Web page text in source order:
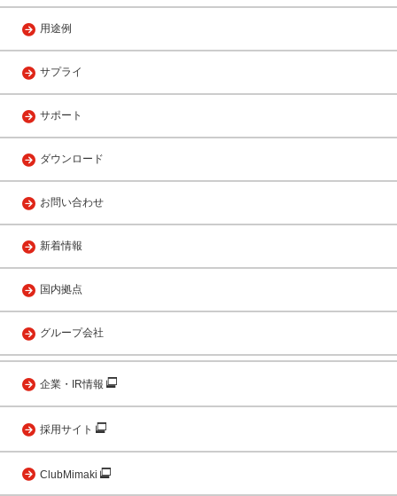
用途例
サプライ
サポート
ダウンロード
お問い合わせ
新着情報
国内拠点
グループ会社
企業・IR情報
採用サイト
ClubMimaki